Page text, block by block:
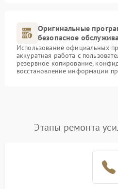
Оригинальные
безопасное
Использование официальных
аккуратная работа с
резервное копирование,
восстановление информации
Этапы ремонта